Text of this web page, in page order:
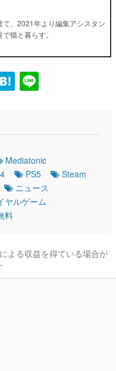
、2021年より編集アシスタン
猫と暮らす。
Mediatonic
PS5
Steam
ニュース
ヤルゲーム
料
よる収益を得ている場合が